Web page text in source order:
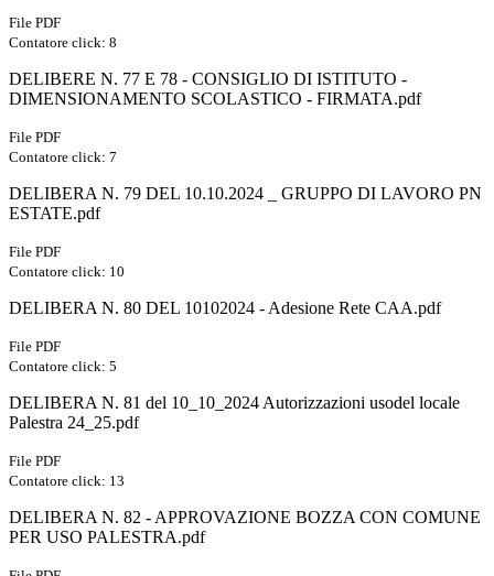
File PDF
Contatore click: 8
DELIBERE N. 77 E 78 - CONSIGLIO DI ISTITUTO -
DIMENSIONAMENTO SCOLASTICO - FIRMATA.pdf
File PDF
Contatore click: 7
DELIBERA N. 79 DEL 10.10.2024 _ GRUPPO DI LAVORO PN
ESTATE.pdf
File PDF
Contatore click: 10
DELIBERA N. 80 DEL 10102024 - Adesione Rete CAA.pdf
File PDF
Contatore click: 5
DELIBERA N. 81 del 10_10_2024 Autorizzazioni usodel locale
Palestra 24_25.pdf
File PDF
Contatore click: 13
DELIBERA N. 82 - APPROVAZIONE BOZZA CON COMUNE
PER USO PALESTRA.pdf